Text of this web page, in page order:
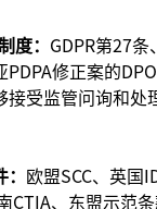
度： GDPR第27条
PDPA修正案的
接受监管问询和处
欧盟SCC、英国
、东盟示范条